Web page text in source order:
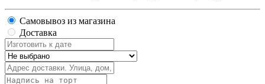
Самовывоз из магазина
Доставка